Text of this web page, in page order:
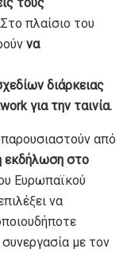
τους
Στο πλαίσιο του
να
διάρκειας
για την ταινία.
από
εκδήλωση στο
Ευρωπαϊκού
να
με τον